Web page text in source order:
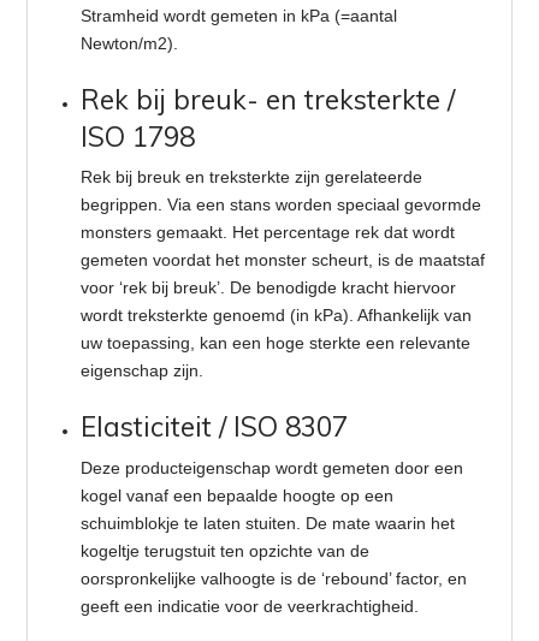
Stramheid wordt gemeten in kPa (=aantal
Newton/m2).
Rek bij breuk- en treksterkte /
ISO 1798
Rek bij breuk en treksterkte zijn gerelateerde
begrippen. Via een stans worden speciaal gevormde
monsters gemaakt. Het percentage rek dat wordt
gemeten voordat het monster scheurt, is de maatstaf
voor ‘rek bij breuk’. De benodigde kracht hiervoor
wordt treksterkte genoemd (in kPa). Afhankelijk van
uw toepassing, kan een hoge sterkte een relevante
eigenschap zijn.
Elasticiteit / ISO 8307
Deze producteigenschap wordt gemeten door een
kogel vanaf een bepaalde hoogte op een
schuimblokje te laten stuiten. De mate waarin het
kogeltje terugstuit ten opzichte van de
oorspronkelijke valhoogte is de ‘rebound’ factor, en
geeft een indicatie voor de veerkrachtigheid.